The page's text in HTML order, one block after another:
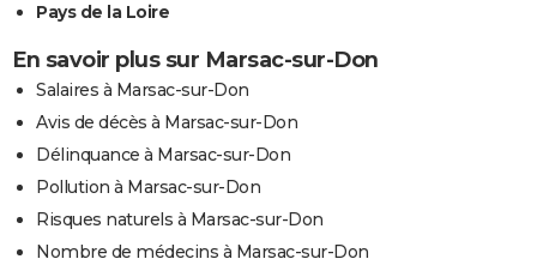
Pays de la Loire
En savoir plus sur Marsac-sur-Don
Salaires à Marsac-sur-Don
Avis de décès à Marsac-sur-Don
Délinquance à Marsac-sur-Don
Pollution à Marsac-sur-Don
Risques naturels à Marsac-sur-Don
Nombre de médecins à Marsac-sur-Don